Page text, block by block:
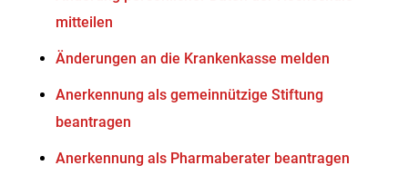
mitteilen
Änderungen an die Krankenkasse melden
Anerkennung als gemeinnützige Stiftung
beantragen
Anerkennung als Pharmaberater beantragen